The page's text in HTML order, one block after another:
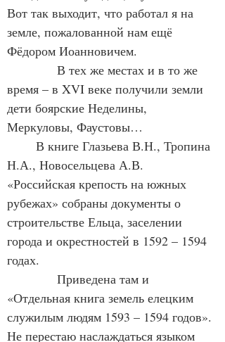
Вот так выходит, что работал я на
земле, пожалованной нам ещё
Фёдором Иоанновичем.
В тех же местах и в то же
время – в XVI веке получили земли
дети боярские Неделины,
Меркуловы, Фаустовы…
В книге Глазьева В.Н., Тропина
Н.А., Новосельцева А.В.
«Российская крепость на южных
рубежах» собраны документы о
строительстве Ельца, заселении
города и окрестностей в 1592 – 1594
годах.
Приведена там и
«Отдельная книга земель елецким
служилым людям 1593 – 1594 годов».
Не перестаю наслаждаться языком